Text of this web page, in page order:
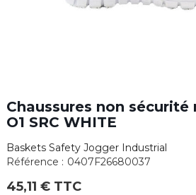
Chaussures non sécurité
O1 SRC WHITE
Baskets Safety Jogger Industrial
Référence : 0407F26680037
45,11 € TTC